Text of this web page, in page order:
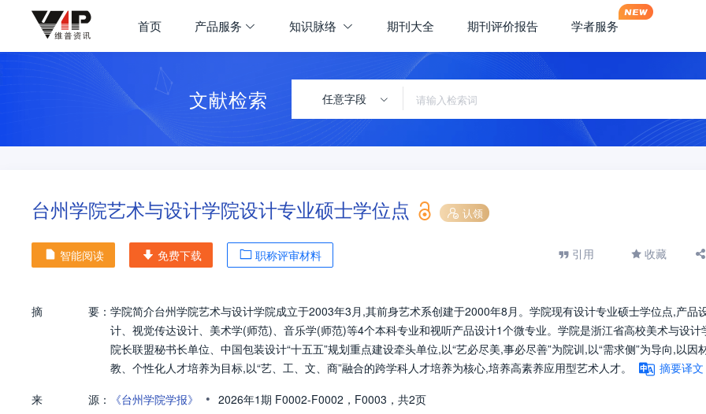
首页 产品服务 知识脉络 期刊大全 期刊评价报告 学者服务
文献检索 任意字段
台州学院艺术与设计学院设计专业硕士学位点 认领
智能阅读 免费下载 职称评审材料 引用 收藏
摘 要： 学院简介台州学院艺术与设计学院成立于2003年3月,其前身艺术系创建于2000年8月。学院现有设计专业硕士学位点,产品
计、视觉传达设计、美术学(师范)、音乐学(师范)等4个本科专业和视听产品设计1个微专业。学院是浙江省高校美术与设计
院长联盟秘书长单位、中国包装设计“十五五”规划重点建设牵头单位,以“艺必尽美,事必尽善”为院训,以“需求侧”为导向,以因
教、个性化人才培养为目标,以“艺、工、文、商”融合的跨学科人才培养为核心,培养高素养应用型艺术人才。
摘要译文
来
源： 《台州学院学报》 • 2026年1期 F0002-F0002， F0003， 共2页